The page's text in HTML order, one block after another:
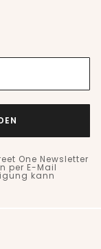
One Newsletter
per E-Mail
kann